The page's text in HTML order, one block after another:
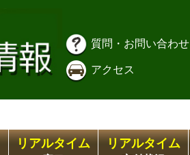
質問・お問い合わせ
アクセス
リアルタイム リアルタイム